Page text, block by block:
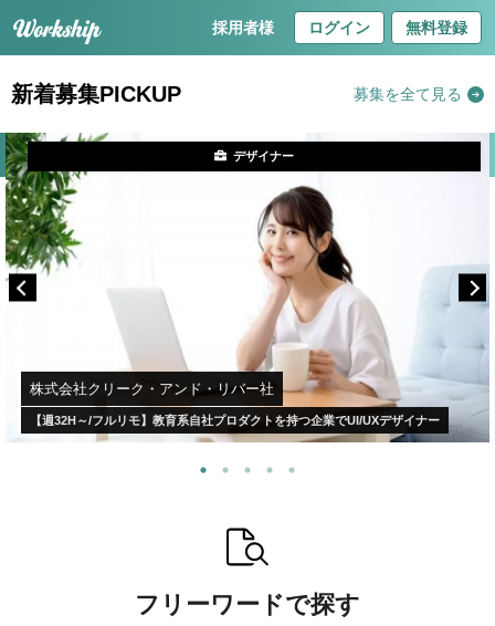
採用者様 ログイン 無料登録
新着募集PICKUP 募集を全て見る
株式会社クリーク・アンド・リバー社
【週32H～/フルリモ】教育系自社プロダクトを持つ企業でUI/UXデザイナー
デザイナー
フリーワードで探す